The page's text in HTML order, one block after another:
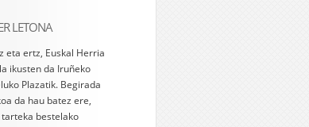
LETONA
eta ertz, Euskal Herria
ikusten da Iruñeko
Plazatik. Begirada
da hau batez ere,
bestelako